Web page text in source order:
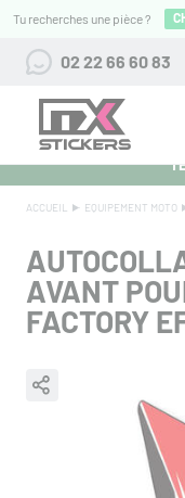
Tu recherches une pièce ?
02 22 66 60 83
ALPINESTARS 27 :
ACCUEIL EQUIPEMENT MOTO
AVANT
FACTORY